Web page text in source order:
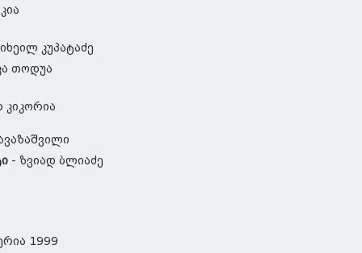
კუპატაძე
თოდუა
კიკორია
- ზვიად ბლიაძე
1999